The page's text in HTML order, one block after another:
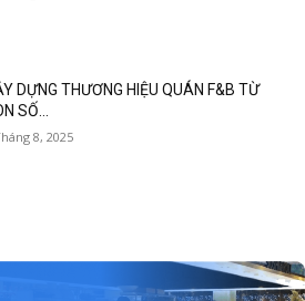
DỰNG THƯƠNG HIỆU QUÁN F&B TỪ
SỐ...
8, 2025